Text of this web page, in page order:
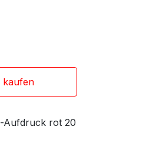
kaufen
Aufdruck rot 20